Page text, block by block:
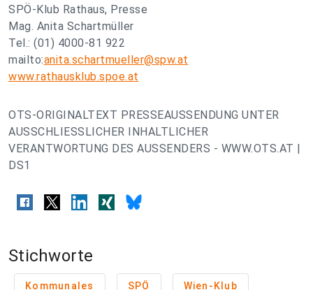
SPÖ-Klub Rathaus, Presse
Mag. Anita Schartmüller
Tel.: (01) 4000-81 922
mailto:anita.schartmueller@spw.at
www.rathausklub.spoe.at
OTS-ORIGINALTEXT PRESSEAUSSENDUNG UNTER
AUSSCHLIESSLICHER INHALTLICHER
VERANTWORTUNG DES AUSSENDERS - WWW.OTS.AT |
DS1
Stichworte
Kommunales SPÖ Wien-Klub